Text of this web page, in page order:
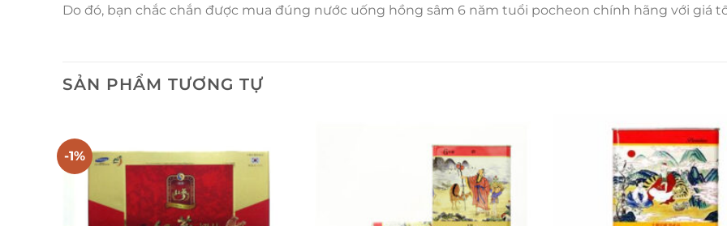
Do đó, bạn chắc chắn được mua đúng nước uống hồng sâm 6 năm tuổi pocheon chính hãng với giá
SẢN PHẨM TƯƠNG TỰ
-1%